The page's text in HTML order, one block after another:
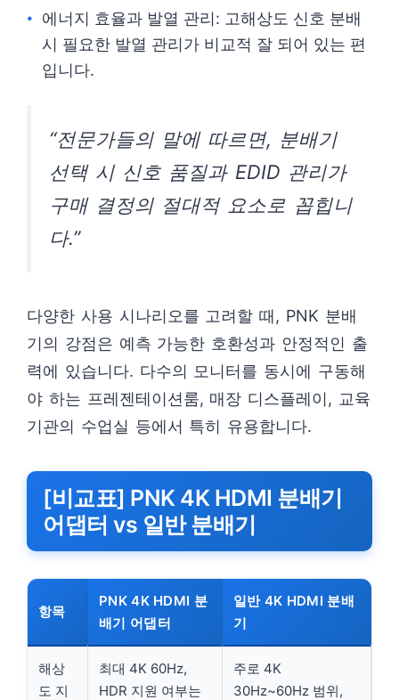
에너지 효율과 발열 관리: 고해상도 신호 분배
시 필요한 발열 관리가 비교적 잘 되어 있는 편
입니다.
“전문가들의 말에 따르면, 분배기
선택 시 신호 품질과 EDID 관리가
구매 결정의 절대적 요소로 꼽힙니
다.”
다양한 사용 시나리오를 고려할 때, PNK 분배
기의 강점은 예측 가능한 호환성과 안정적인 출
력에 있습니다. 다수의 모니터를 동시에 구동해
야 하는 프레젠테이션룸, 매장 디스플레이, 교육
기관의 수업실 등에서 특히 유용합니다.
[비교표] PNK 4K HDMI 분배기
어댑터 vs 일반 분배기
항목
PNK 4K HDMI 분
배기 어댑터
일반 4K HDMI 분배
기
해상
도 지
최대 4K 60Hz,
HDR 지원 여부는
주로 4K
30Hz~60Hz 범위,